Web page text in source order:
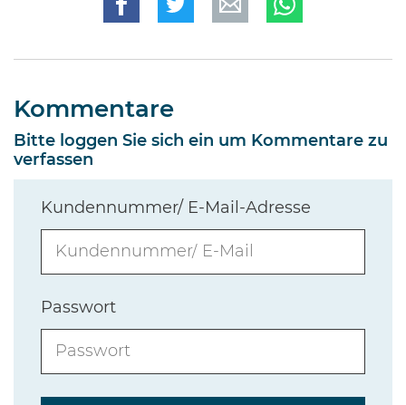
Kommentare
Bitte loggen Sie sich ein um Kommentare zu
verfassen
Kundennummer/ E-Mail-Adresse
Passwort